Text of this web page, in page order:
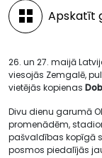
Apskatīt
26. un 27. maijā
viesojās Zemgalē,
vietējās kopienas
Divu dienu garumā
promenādēm,
pašvaldības kopīgā
posmos piedalījās